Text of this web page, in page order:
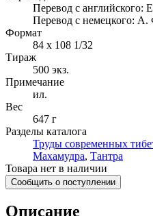
Перевод с английского:
Перевод с немецкого: А.
Формат
84 x 108 1/32
Тираж
500 экз.
Примечание
ил.
Вес
647 г
Разделы каталога
Труды современных
Махамудра, Тантра
Товара нет в наличии
Сообщить о поступлении
Описание